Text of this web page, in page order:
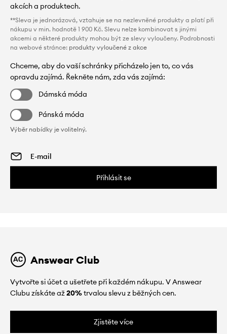
akcích a produktech.
**Sleva je jednorázová, vztahuje se na nezlevněné produkty a platí při
nákupu v min. hodnotě 1 900 Kč. Slevu nelze kombinovat s jinými
akcemi a některé produkty mohou být ze slevy vyloučeny. Podrobnosti
na webové stránce: produkty vyloučené z akce
Chceme, aby do vaší schránky přicházelo jen to, co vás
opravdu zajímá. Řekněte nám, zda vás zajímá:
Dámská móda
Pánská móda
Výběr nabídky je volitelný.
Přihlásit se
Answear Club
Vytvořte si účet a ušetřete při každém nákupu. V Answear
Clubu získáte až20%trvalou slevu z běžných cen.
Zjistěte více